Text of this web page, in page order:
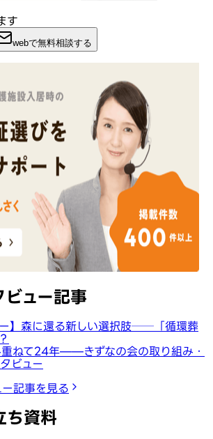
す
webで無料相談する
ビュー記事
ー】森に還る新しい選択肢──「循環葬
重ねて24年——きずなの会の取り組み・
ビュー
ー記事を見る
ち資料